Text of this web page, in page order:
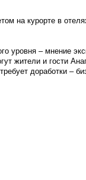
на курорте в
уровня – мнение
жители и гости
доработки –